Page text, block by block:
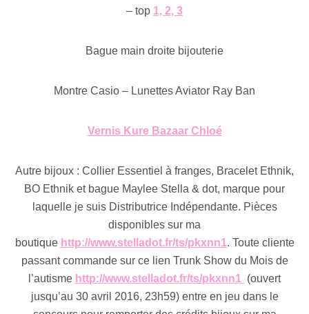
– top 1, 2, 3
Bague main droite bijouterie
Montre Casio – Lunettes Aviator Ray Ban
Vernis Kure Bazaar Chloé
Autre bijoux : Collier Essentiel à franges, Bracelet Ethnik,
BO Ethnik et bague Maylee Stella & dot, marque pour
laquelle je suis Distributrice Indépendante. Pièces
disponibles sur ma
boutique http://www.stelladot.fr/ts/pkxnn1. Toute cliente
passant commande sur ce lien Trunk Show du Mois de
l’autisme http://www.stelladot.fr/ts/pkxnn1 (ouvert
jusqu’au 30 avril 2016, 23h59) entre en jeu dans le